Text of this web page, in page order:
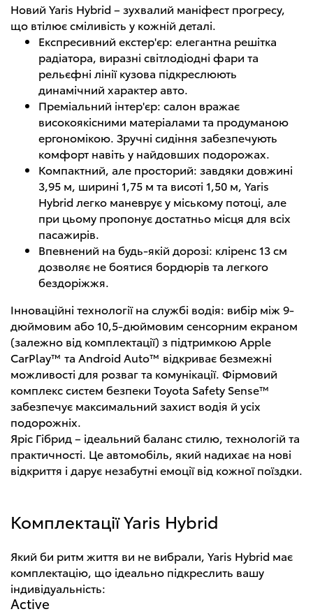
Новий Yaris Hybrid – зухвалий маніфест прогресу,
що втілює сміливість у кожній деталі.
Експресивний екстер'єр: елегантна решітка
радіатора, виразні світлодіодні фари та
рельєфні лінії кузова підкреслюють
динамічний характер авто.
Преміальний інтер'єр: салон вражає
високоякісними матеріалами та продуманою
ергономікою. Зручні сидіння забезпечують
комфорт навіть у найдовших подорожах.
Компактний, але просторий: завдяки довжині
3,95 м, ширині 1,75 м та висоті 1,50 м, Yaris
Hybrid легко маневрує у міському потоці, але
при цьому пропонує достатньо місця для всіх
пасажирів.
Впевнений на будь-якій дорозі: кліренс 13 см
дозволяє не боятися бордюрів та легкого
бездоріжжя.
Інноваційні технології на службі водія: вибір між 9-
дюймовим або 10,5-дюймовим сенсорним екраном
(залежно від комплектації) з підтримкою Apple
CarPlay™ та Android Auto™ відкриває безмежні
можливості для розваг та комунікації. Фірмовий
комплекс систем безпеки Toyota Safety Sense™
забезпечує максимальний захист водія й усіх
подорожніх.
Яріс Гібрид – ідеальний баланс стилю, технологій та
практичності. Це автомобіль, який надихає на нові
відкриття і дарує незабутні емоції від кожної поїздки.
Комплектації Yaris Hybrid
Який би ритм життя ви не вибрали, Yaris Hybrid має
комплектацію, що ідеально підкреслить вашу
індивідуальність:
Active